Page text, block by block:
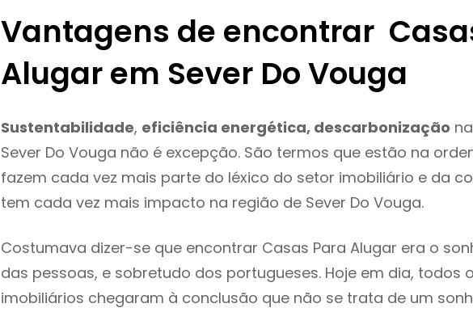
Vantagens de encontrar
Alugar em Sever Do Vouga
Sustentabilidade, eficiência energética, descarbonização
Sever Do Vouga não é excepção. São termos que estão na
fazem cada vez mais parte do léxico do setor imobiliário e da
tem cada vez mais impacto na região de Sever Do Vouga.
Costumava dizer-se que encontrar Casas Para Alugar era o
das pessoas, e sobretudo dos portugueses. Hoje em dia, todos
imobiliários chegaram à conclusão que não se trata de um